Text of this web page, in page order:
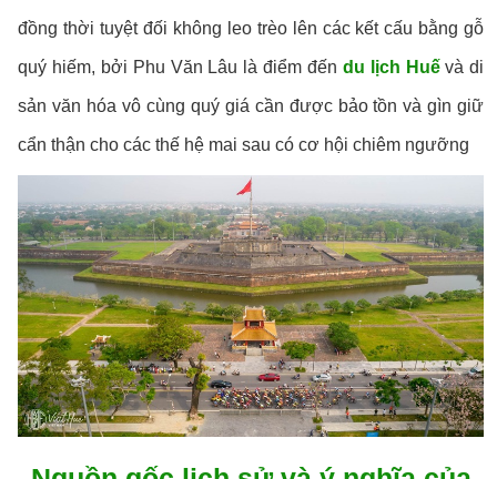
đồng thời tuyệt đối không leo trèo lên các kết cấu bằng gỗ
quý hiếm, bởi Phu Văn Lâu là điểm đến du lịch Huếvà di
sản văn hóa vô cùng quý giá cần được bảo tồn và gìn giữ
cẩn thận cho các thế hệ mai sau có cơ hội chiêm ngưỡng